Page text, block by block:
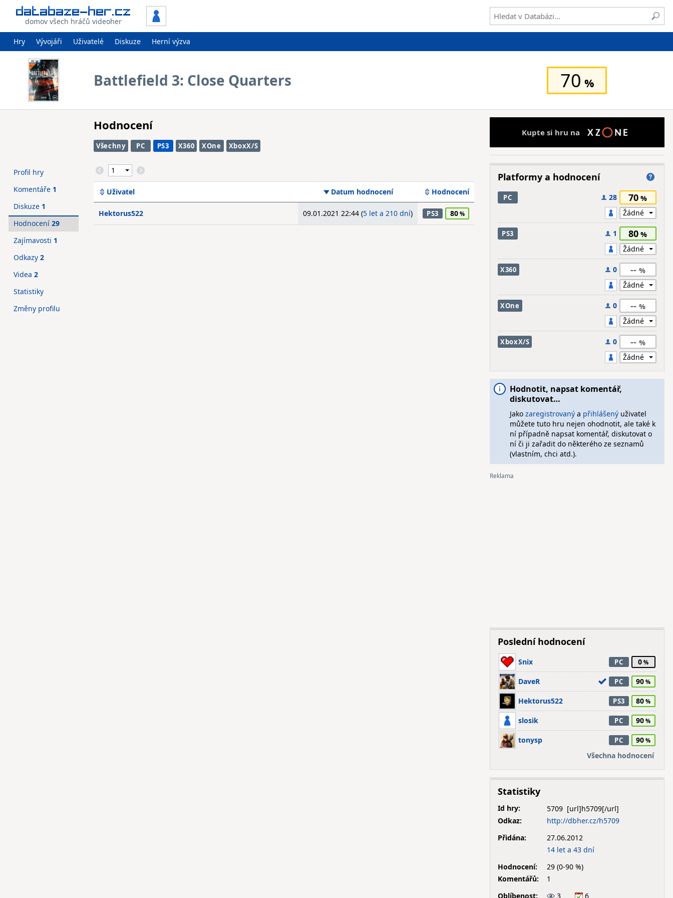
domov všech hráčů videoher
Hry Vývojáři Uživatelé Diskuze Herní výzva
Battlefield 3: Close Quarters 70
Hodnocení
Všechny PC PS3 X360 XOne XboxX/S
Uživatel Datum hodnocení Hodnocení
Hektorus522 09.01.2021 22:44 (5 let a 210 dní) PS3 80
Profil hry
Komentáře 1
Diskuze 1
Hodnocení 29
Zajímavosti 1
Odkazy 2
Videa 2
Statistiky
Změny profilu
Kupte si hru na
Platformy a hodnocení
PC 28 70
PS3 1 80
X360 0 --
XOne 0 --
XboxX/S 0 --
Hodnotit, napsat komentář,
diskutovat…
Jako zaregistrovanýa přihlášenýuživatel
můžete tuto hru nejen ohodnotit, ale také k
ní případně napsat komentář, diskutovat o
ní či ji zařadit do některého ze seznamů
(vlastním, chci atd.).
Poslední hodnocení
Snix PC 0
DaveR PC 90
Hektorus522 PS3 80
slosik PC 90
tonysp PC
90
Všechna hodnocení
Statistiky
Id hry:
5709
Odkaz:
http://dbher.cz/h5709
Přidána:
27.06.2012
14 let a 43 dní
Hodnocení:
29 (0-90 %)
Komentářů:
1
Oblíbenost:
3 6